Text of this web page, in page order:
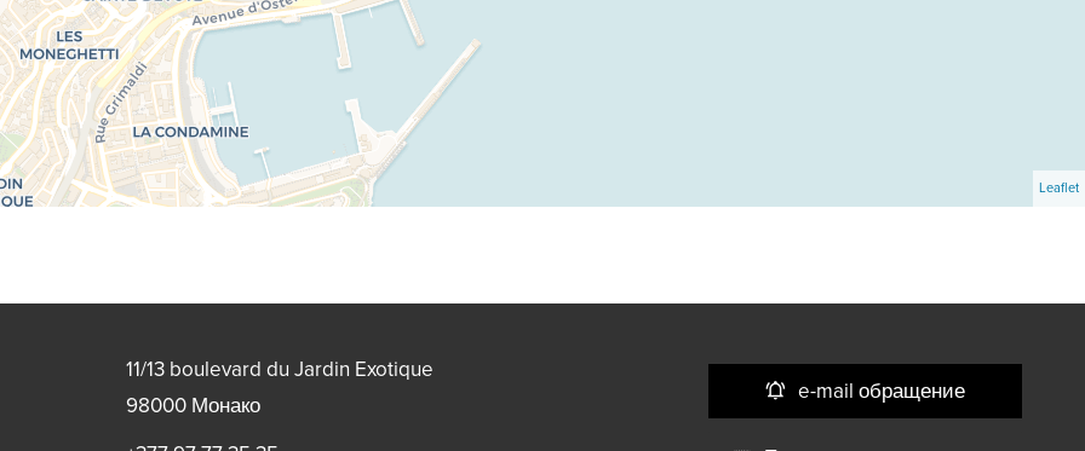
Leaflet
11/13 boulevard du Jardin Exotique
98000Монако
e-mail обращение